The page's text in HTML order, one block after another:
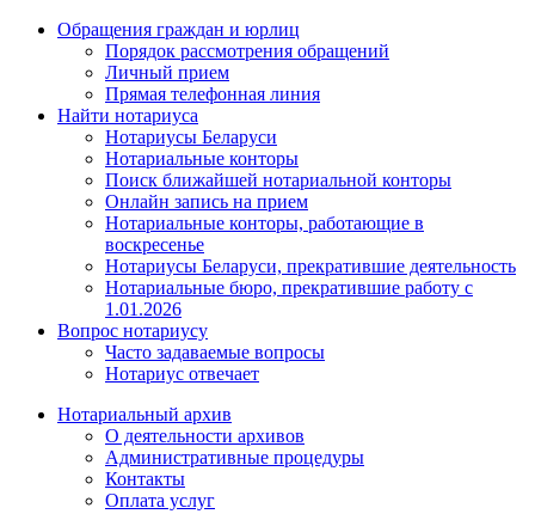
Обращения граждан и юрлиц
Порядок рассмотрения обращений
Личный прием
Прямая телефонная линия
Найти нотариуса
Нотариусы Беларуси
Нотариальные конторы
Поиск ближайшей нотариальной конторы
Онлайн запись на прием
Нотариальные конторы, работающие в
воскресенье
Нотариусы Беларуси, прекратившие деятельность
Нотариальные бюро, прекратившие работу с
1.01.2026
Вопрос нотариусу
Часто задаваемые вопросы
Нотариус отвечает
Нотариальный архив
О деятельности архивов
Административные процедуры
Контакты
Оплата услуг